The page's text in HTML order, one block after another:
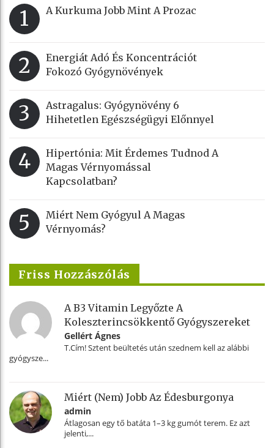
1 A Kurkuma Jobb Mint A Prozac
2
Energiát Adó És Koncentrációt
Fokozó Gyógynövények
3
Astragalus: Gyógynövény 6
Hihetetlen Egészségügyi Előnnyel
4
Hipertónia: Mit Érdemes Tudnod A
Magas Vérnyomással
Kapcsolatban?
5
Miért Nem Gyógyul A Magas
Vérnyomás?
Friss Hozzászólás
A B3 Vitamin Legyőzte A
Koleszterincsökkentő Gyógyszereket
Gellért Ágnes
T.Cím! Sztent beültetés után szednem kell az alábbi
gyógysze...
Miért (nem) Jobb Az Édesburgonya
admin
Átlagosan egy tő batáta 1–3 kg gumót terem. Ez azt
jelenti,...